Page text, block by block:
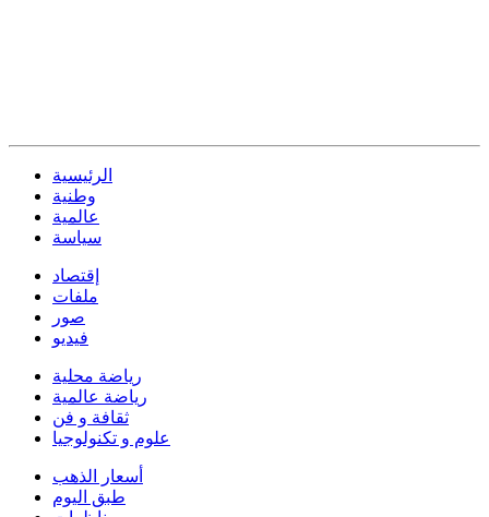
الرئيسية
وطنية
عالمية
سياسة
إقتصاد
ملفات
صور
فيديو
رياضة محلية
رياضة عالمية
ثقافة و فن
علوم و تكنولوجيا
أسعار الذهب
طبق اليوم